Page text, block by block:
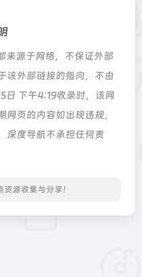
来源于网络，不保证外部
该外部链接的指向，不由
日 下午4:19收录时，该网
网页的内容如出现违规，
深度导航不承担任何责
源收集与分享！